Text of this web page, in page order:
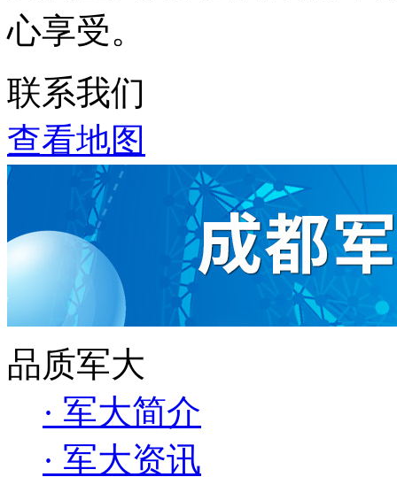
心享受。
联系我们
查看地图
品质军大
· 军大简介
· 军大资讯